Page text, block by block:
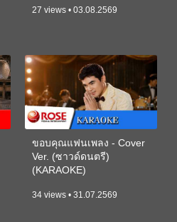
27 views • 03.08.2569
ขอบคุณแฟนเพลง - Cover
Ver. (ซาวด์ดนตรี)
(KARAOKE)
34 views • 31.07.2569